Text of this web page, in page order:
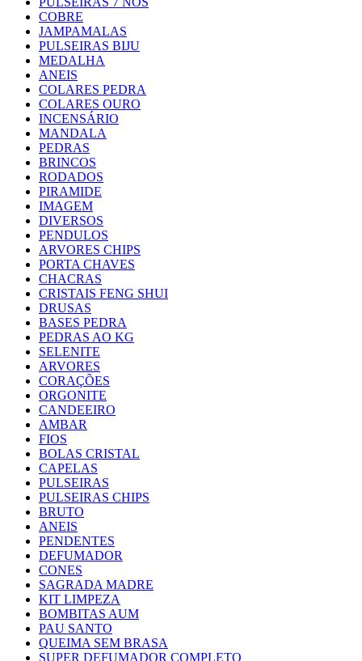
COBRE
JAMPAMALAS
PULSEIRAS BIJU
MEDALHA
ANEIS
COLARES PEDRA
COLARES OURO
INCENSÁRIO
MANDALA
PEDRAS
BRINCOS
RODADOS
PIRAMIDE
IMAGEM
DIVERSOS
PENDULOS
ARVORES CHIPS
PORTA CHAVES
CHACRAS
CRISTAIS FENG SHUI
DRUSAS
BASES PEDRA
PEDRAS AO KG
SELENITE
ARVORES
CORAÇÕES
ORGONITE
CANDEEIRO
AMBAR
FIOS
BOLAS CRISTAL
CAPELAS
PULSEIRAS
PULSEIRAS CHIPS
BRUTO
ANEIS
PENDENTES
DEFUMADOR
CONES
SAGRADA MADRE
KIT LIMPEZA
BOMBITAS AUM
PAU SANTO
QUEIMA SEM BRASA
SUPER DEFUMADOR COMPLETO